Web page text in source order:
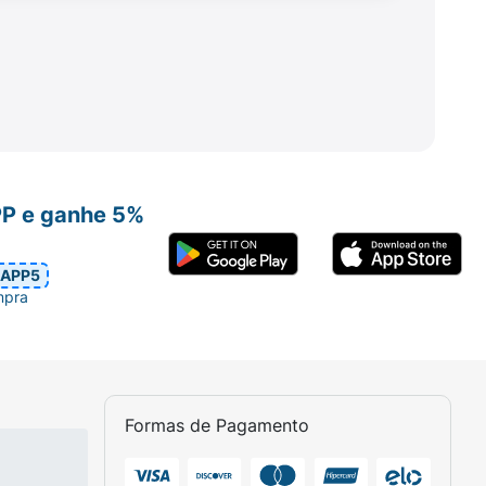
Formas de Pagamento
e ganhe 5%
APP5